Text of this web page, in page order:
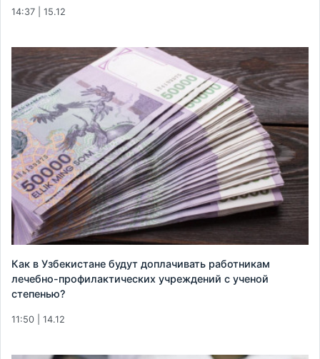
14:37 | 15.12
Как в Узбекистане будут доплачивать работникам
лечебно-профилактических учреждений с ученой
степенью?
11:50 | 14.12